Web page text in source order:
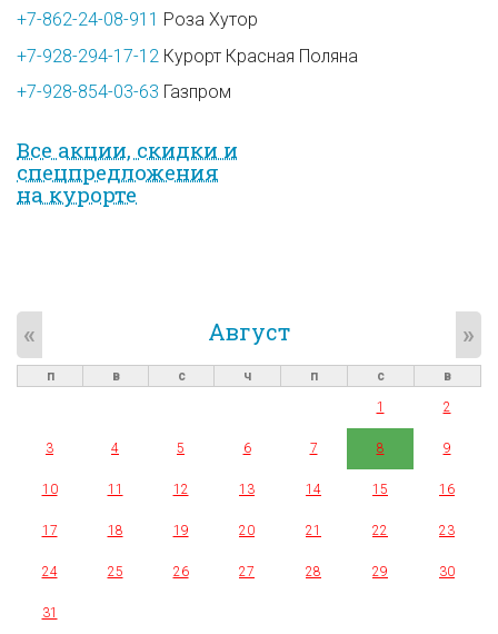
+7-862-24-08-911 Роза Хутор
+7-928-294-17-12 Курорт Красная Поляна
+7-928-854-03-63 Газпром
Все акции, скидки и
спец­предложе­ния
на курорте
Август
« »
п в с ч п с
в
1
2
3 4 5 6 7 8 9
10 11 12 13 14 15 16
17 18 19 20 21 22 23
24 25 26 27 28 29 30
31